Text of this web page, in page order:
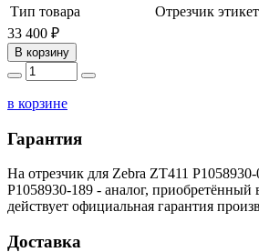
Тип товара
Отрезчик
33 400 ₽
В корзину
в корзине
Гарантия
На отрезчик для Zebra ZT411
P1058930-189 - аналог,
действует официальная гарантия
Доставка